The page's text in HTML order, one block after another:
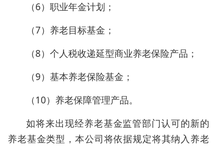
（6）职业年金计划；
（7）养老目标基金；
（8）个人税收递延型商业养老保险产品；
（9）基本养老保险基金；
（10）养老保障管理产品。
如将来出现经养老基金监管部门认可的新的
养老基金类型，本公司将依据规定将其纳入养老